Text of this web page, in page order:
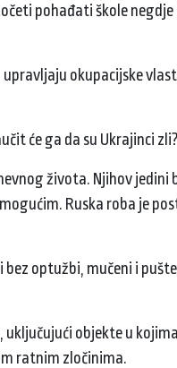
pohađati škole negdje
okupacijske
će ga da su Ukrajinci
života. Njihov
Ruska roba je
optužbi, mučeni i
objekte u
ratnim zločinima.